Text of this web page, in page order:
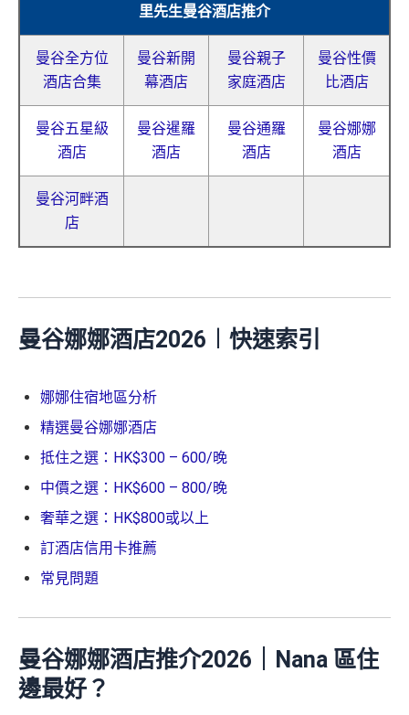
里先生曼谷酒店推介
曼谷全方位
酒店合集
曼谷新開
幕酒店
曼谷親子
家庭酒店
曼谷性價
比酒店
曼谷五星級
酒店
曼谷暹羅
酒店
曼谷通羅
酒店
曼谷娜娜
酒店
曼谷河畔酒
店
曼谷娜娜酒店2026︱快速索引
娜娜住宿地區分析
精選曼谷娜娜酒店
抵住之選：HK$300 – 600/晚
中價之選：HK$600 – 800/晚
奢華之選：HK$800或以上
訂酒店信用卡推薦
常見問題
曼谷娜娜酒店推介2026｜Nana 區住
邊最好？